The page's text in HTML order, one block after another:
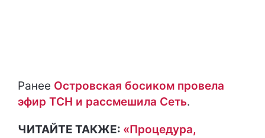
Ранее Островская босиком провела
эфир ТСН и рассмешила Сеть.
ЧИТАЙТЕ ТАКЖЕ: «Процедура,